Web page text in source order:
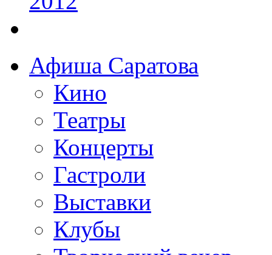
Афиша Саратова
Кино
Театры
Концерты
Гастроли
Выставки
Клубы